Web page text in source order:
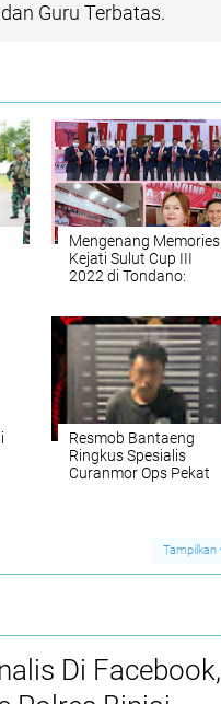
Guru Terbatas.
Mengenang Memories
Kejati Sulut Cup III
2022 di Tondano:
Timur dan Sinergi
Minahasa Hebat
Resmob Bantaeng
Ringkus Spesialis
Curanmor Ops Pekat
Tampilkan
Di Facebook,